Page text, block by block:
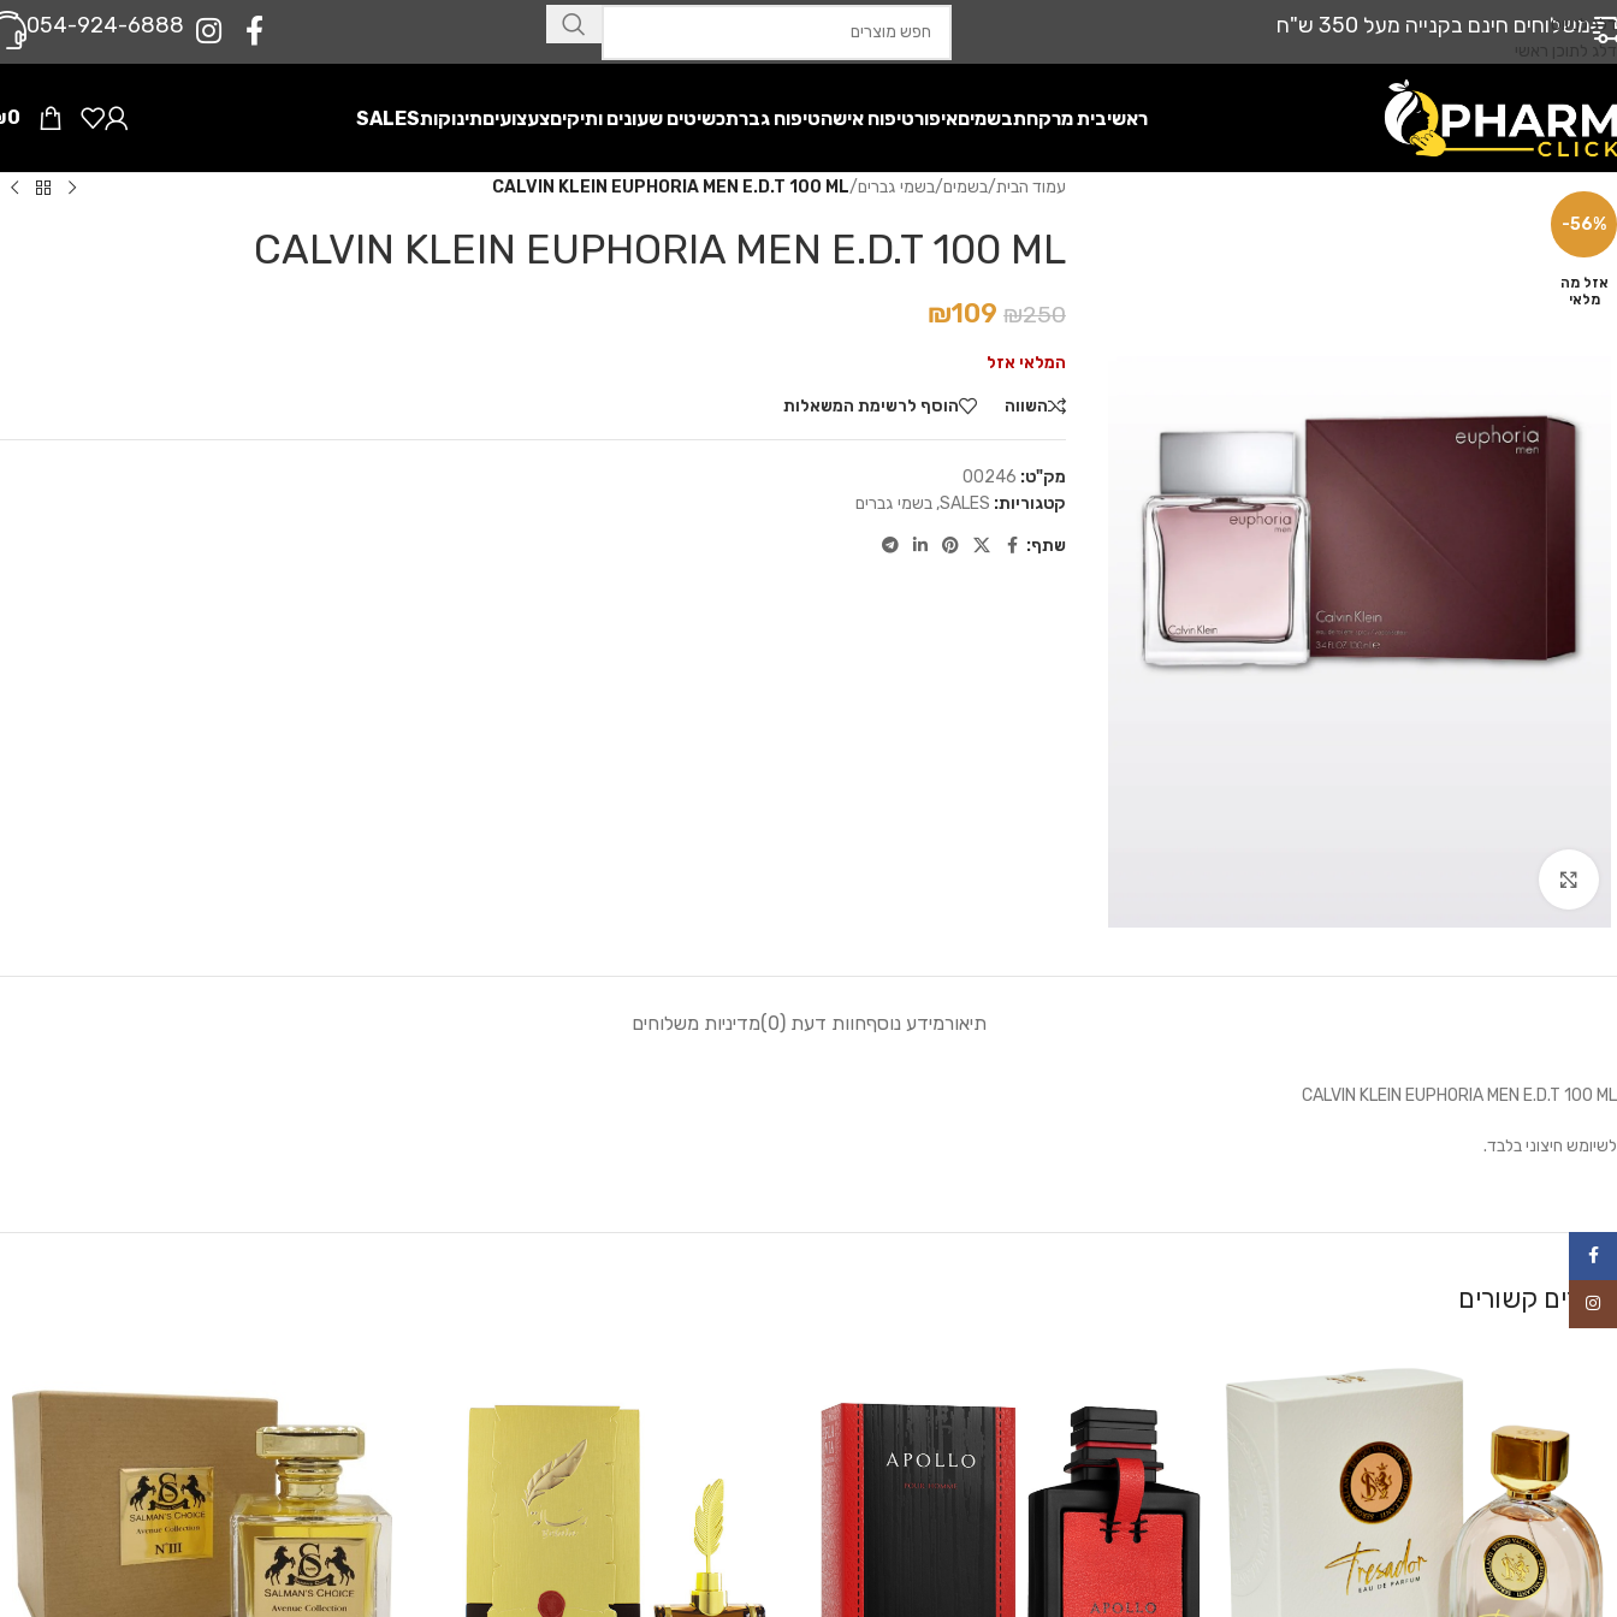
דלג לניווט
דלג לתוכן ראשי
משלוחים חינם בקנייה מעל 350 ש"ח 0‪54-924-6888‬
ראשיבית מרקחתבשמיםאיפורטיפוח אישהטיפוח גברתכשיטים שעונים ותיקיםצעצועיםתינוקותSALES
0
-56%
אזל מה
מלאי
עמוד הבית/בשמים/בשמי גברים/
CALVIN KLEIN EUPHORIA MEN E.D.T 100 ML
CALVIN KLEIN EUPHORIA MEN E.D.T 100 ML
₪250
₪109
המלאי אזל
השווה הוסף לרשימת המשאלות
מק"ט: 00246
קטגוריות: SALES
, בשמי גברים
שתף:
תיאורמידע נוסףחוות דעת (0) מדיניות משלוחים
CALVIN KLEIN EUPHORIA MEN E.D.T 100 ML
לשיומש חיצוני בלבד.
מוצרים קשורים
אינסטגרם